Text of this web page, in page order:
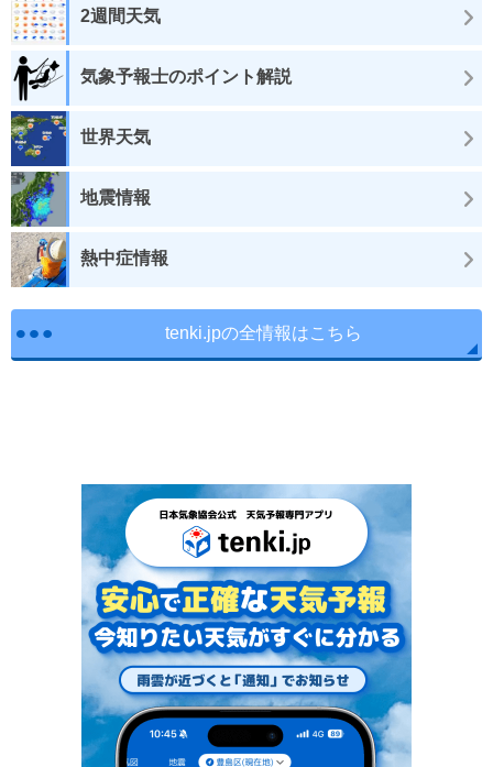
2週間天気
気象予報士のポイント解説
世界天気
地震情報
熱中症情報
tenki.jpの全情報はこちら